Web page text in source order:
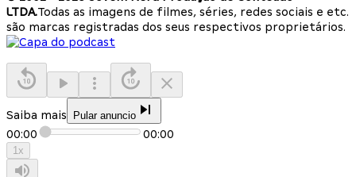
LTDA.Todas as imagens de filmes, séries, redes sociais e etc.
são marcas registradas dos seus respectivos proprietários.
Saiba mais Pular anuncio
00:00 00:00
1x